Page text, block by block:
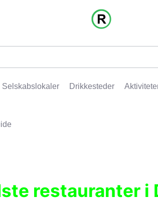
Selskabslokaler Drikkesteder
restauranter i